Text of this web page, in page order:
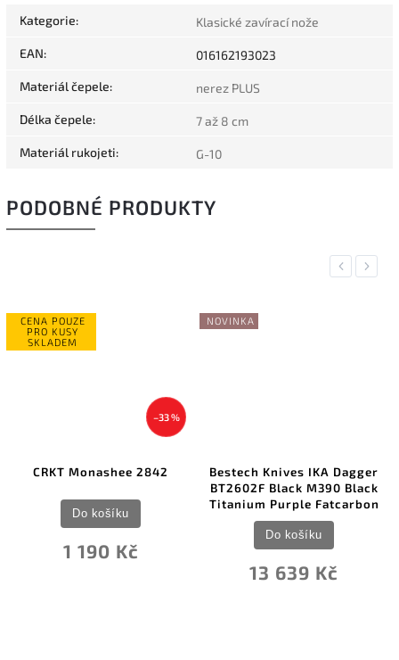
Kategorie: Klasické zavírací nože
EAN: 016162193023
Materiál čepele: nerez PLUS
Délka čepele: 7 až 8 cm
Materiál rukojeti: G-10
PODOBNÉ PRODUKTY
Previous
CENA POUZE
PRO KUSY
SKLADEM
–33 %
CRKT Monashee 2842
1 190 Kč
Do košíku
NOVINKA
Bestech Knives IKA Dagger
BT2602F Black M390 Black
Titanium Purple Fatcarbon
13 639 Kč
Do košíku
Next